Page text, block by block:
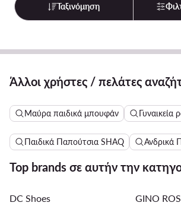
Ταξινόμηση
Άλλοι χρήστες / πελάτες
Μαύρα παιδικά μπουφάν Γυναικεία
Παιδικά Παπούτσια SHAQ Ανδρικά
Top brands σε αυτήν την
DC Shoes GINO